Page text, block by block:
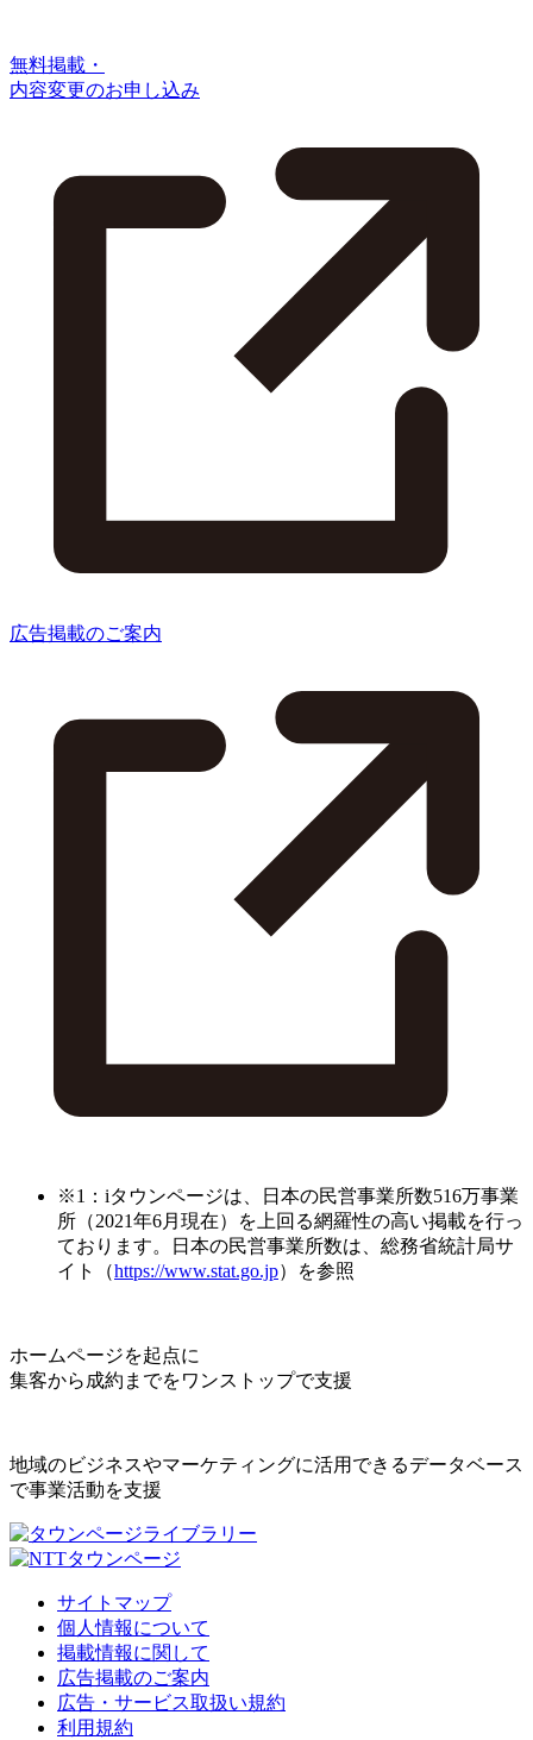
無料掲載・
内容変更のお申し込み
広告掲載のご案内
※1：iタウンページは、日本の民営事業所数516万事業
所（2021年6月現在）を上回る網羅性の高い掲載を行っ
ております。日本の民営事業所数は、総務省統計局サ
イト（https://www.stat.go.jp）を参照
ホームページを起点に
集客から成約までをワンストップで支援
地域のビジネスやマーケティングに活用できるデータベース
で事業活動を支援
サイトマップ
個人情報について
掲載情報に関して
広告掲載のご案内
広告・サービス取扱い規約
利用規約